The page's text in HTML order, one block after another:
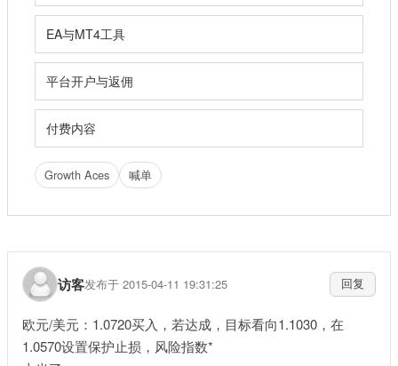
EA与MT4工具
平台开户与返佣
付费内容
Growth Aces 喊单
访客发布于 2015-04-11 19:31:25 回复
欧元/美元：1.0720买入，若达成，目标看向1.1030，在
1.0570设置保护止损，风险指数*